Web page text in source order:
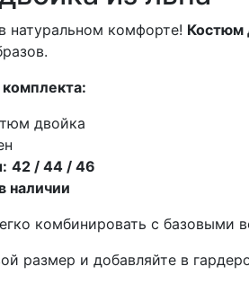
натуральном комфорте! Костюм
двойка
42 / 44 / 46
в наличии
комбинировать с базовыми
размер и добавляйте в